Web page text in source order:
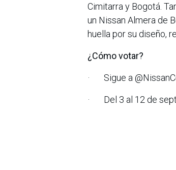
Cimitarra y Bogotá.
un Nissan Almera de
huella por su diseño,
¿Cómo votar?
· Sigue a
· Del 3 al 12 de